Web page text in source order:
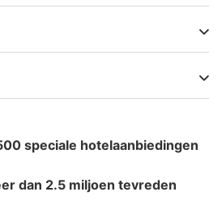
speciale hotelaanbiedingen
dan 2.5 miljoen tevreden